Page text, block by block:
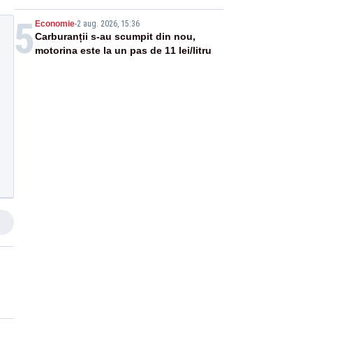
5 Economie-2 aug. 2026, 15:36
Carburanții s-au scumpit din nou,
motorina este la un pas de 11 lei/litru